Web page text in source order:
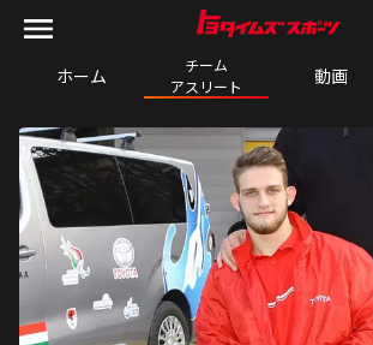
ホーム
チーム
アスリート
動画